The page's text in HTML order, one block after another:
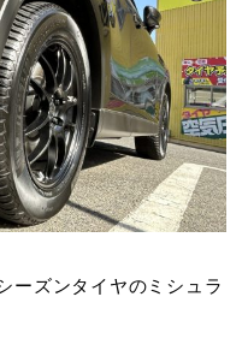
ーズンタイヤのミシュラ